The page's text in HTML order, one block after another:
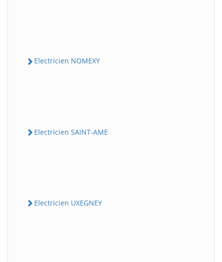
Electricien NOMEXY
Electricien SAINT-AME
Electricien UXEGNEY